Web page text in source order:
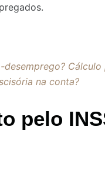
Cálculo
na conta?
pelo